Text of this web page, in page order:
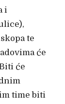
i
te
će
će
time biti